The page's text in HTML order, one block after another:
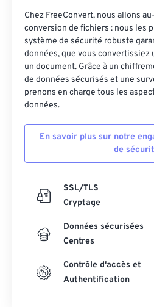
Chez FreeConvert, nous allons
conversion de fichiers : nous les
système de sécurité robuste
données, que vous convertissiez
un document. Grâce à un
de données sécurisés et une
prenons en charge tous les
données.
En savoir plus sur notre
de
SSL/TLS
Cryptage
Données sécurisées
Centres
Contrôle d'accès et
Authentification